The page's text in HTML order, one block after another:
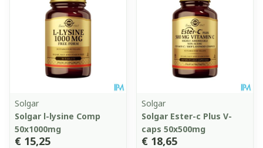
Solgar
Solgar l-lysine Comp
50x1000mg
€ 15,25
Solgar
Solgar Ester-c Plus V-
caps 50x500mg
€ 18,65